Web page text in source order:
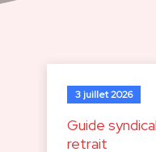
3 juillet 2026
Guide
retrait